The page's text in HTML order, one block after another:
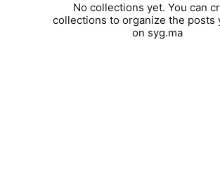
No collections yet. You can
collections to organize the posts
on syg.ma